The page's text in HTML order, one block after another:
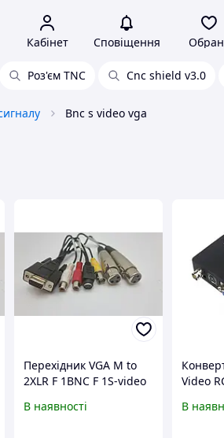
Кабінет Сповіщення
Роз'єм TNC Cnc shield v3.0
Bnc s video vga
Перехідник VGA M to
2XLR F 1BNC F 1S-video
В наявності
Video
В